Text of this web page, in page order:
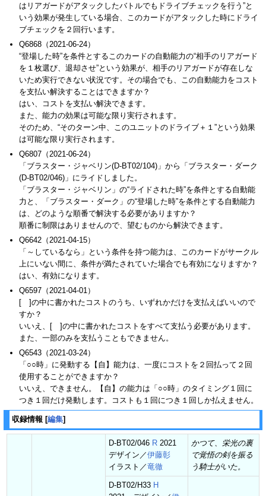
はリアガードがアタックしたバトルでもドライブチェックを行う”と
いう効果が発生している場合、このカードがアタックした時にドライ
ブチェックを２回行います。
Q6868（2021-06-24）
“登場した時”を条件とするこのカードの自動能力の“相手のリアガード
を１枚選び、退却させ”という効果が、相手のリアガードが存在しな
いため実行できない状況です。その場合でも、この自動能力をコスト
を支払い解決することはできますか？
はい、コストを支払い解決できます。
また、能力の効果は可能な限り実行されます。
そのため、“そのターン中、このユニットのドライブ＋１”という効果
は可能な限り実行されます。
Q6807（2021-06-24）
「ブラスター・ジャベリン(D-BT02/104)」から「ブラスター・ダーク
(D-BT02/046)」にライドしました。
「ブラスター・ジャベリン」の“ライドされた時”を条件とする自動能
力と、「ブラスター・ダーク」の“登場した時”を条件とする自動能力
は、どのような順番で解決する必要がありますか？
順番に制限はありませんので、望むものから解決できます。
Q6642（2021-04-15）
「～しているなら」という条件を持つ能力は、このカードがサークル
上にいない間に、条件が満たされていた場合でも有効になりますか？
はい、有効になります。
Q6597（2021-04-01）
[ ]の中に書かれたコストのうち、いずれかだけを支払えばいいので
すか？
いいえ、[ ]の中に書かれたコストをすべて支払う必要があります。
また、一部のみを支払うこともできません。
Q6543（2021-03-24）
「○○時」に発動する【自】能力は、一度にコストを２回払って２回
使用することができますか？
いいえ、できません。【自】の能力は「○○時」のタイミング１回に
つき１回だけ発動します。コストも１回につき１回しか払えません。
収録情報 [編集]
D-BT02/046 R 2021
デザイン／伊藤彰
イラスト／竜徹
かつて、栄光の裏
で覚悟の剣を振る
う騎士がいた。
D-BT02/H33 H